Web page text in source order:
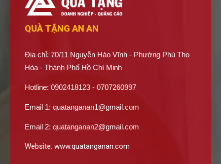
QUÀ TẶNG AN AN
Địa chỉ: 70/11 Nguyễn Háo Vĩnh - Phường Phú Thọ
Hòa - Thành Phố Hồ Chí Minh
Hotline: 0902418123 - 0707260997
Email 1: quatanganan1@gmail.com
Email 2: quatanganan2@gmail.com
Website: www.quatanganan.com